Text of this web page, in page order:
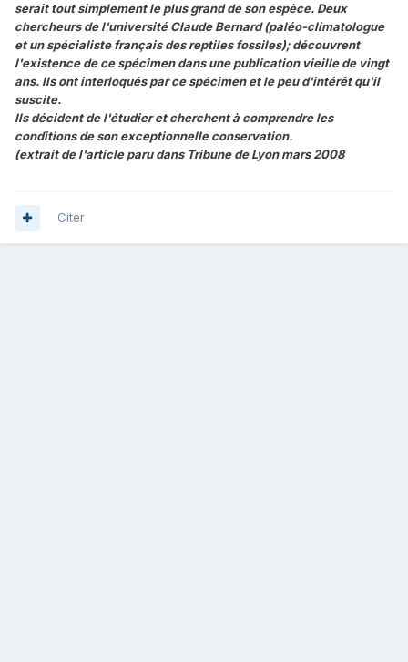
serait tout simplement le plus grand de son espèce. Deux
chercheurs de l'université Claude Bernard (paléo-climatologue
et un spécialiste français des reptiles fossiles); découvrent
l'existence de ce spécimen dans une publication vieille de vingt
ans. Ils ont interloqués par ce spécimen et le peu d'intérêt qu'il
suscite.
Ils décident de l'étudier et cherchent à comprendre les
conditions de son exceptionnelle conservation.
(extrait de l'article paru dans Tribune de Lyon mars 2008
Citer